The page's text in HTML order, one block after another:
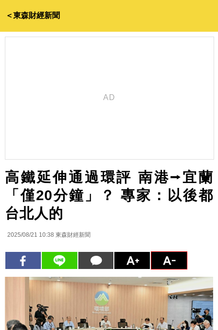
＜東森財經新聞
高鐵延伸通過環評 南港⭢宜蘭
「僅20分鐘」？ 專家：以後都
台北人的
2025/08/21 10:38 東森財經新聞